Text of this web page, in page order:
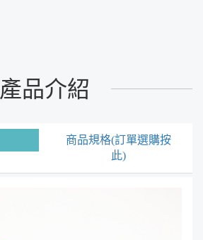
產品介紹
商品規格(訂單選購按
此)